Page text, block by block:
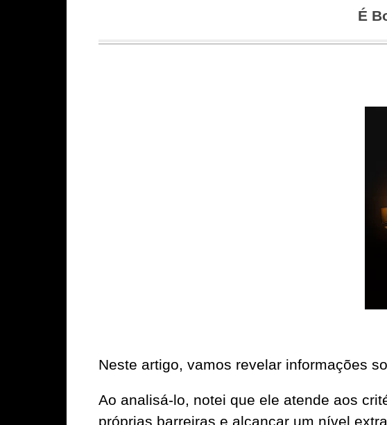
É
Neste artigo, vamos revelar informações
Ao analisá-lo, notei que ele atende aos
próprias barreiras e alcançar um nível